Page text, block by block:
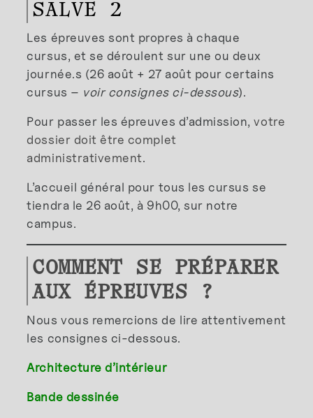
SALVE 2
Les épreuves sont propres à chaque
cursus, et se déroulent sur une ou deux
journée.s (26 août + 27 août pour certains
cursus – voir consignes ci-dessous).
Pour passer les épreuves d’admission,votre
dossier doit être complet
administrativement.
L’accueil général pour tous les cursus se
tiendra le 26 août, à 9h00, sur notre
campus.
COMMENT SE PRÉPARER
AUX ÉPREUVES ?
Nous vous remercions de lire attentivement
les consignes ci-dessous.
Architecture d’intérieur
Bande dessinée